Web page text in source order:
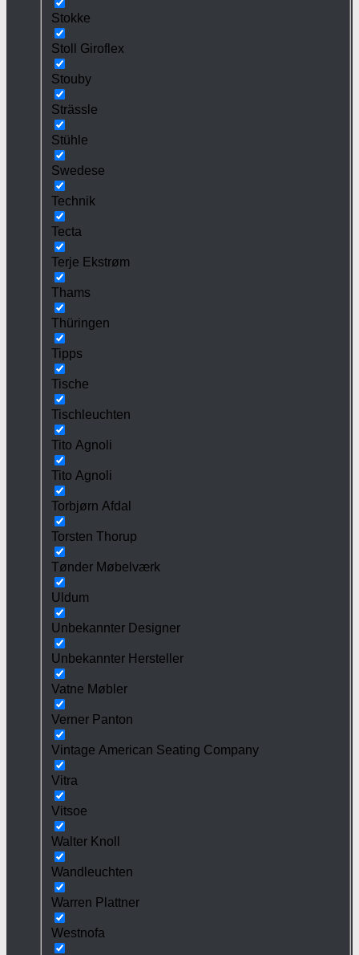
Stokke
Stoll Giroflex
Stouby
Strässle
Stühle
Swedese
Technik
Tecta
Terje Ekstrøm
Thams
Thüringen
Tipps
Tische
Tischleuchten
Tito Agnoli
Tito Agnoli
Torbjørn Afdal
Torsten Thorup
Tønder Møbelværk
Uldum
Unbekannter Designer
Unbekannter Hersteller
Vatne Møbler
Verner Panton
Vintage American Seating Company
Vitra
Vitsoe
Walter Knoll
Wandleuchten
Warren Plattner
Westnofa